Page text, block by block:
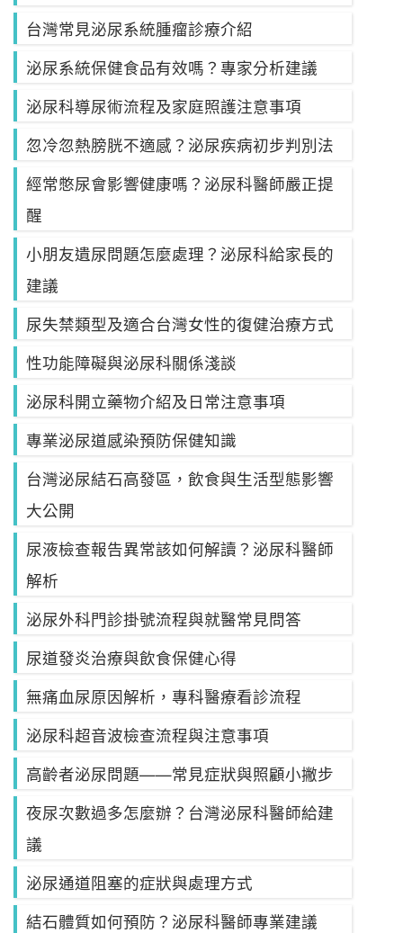
台灣常見泌尿系統腫瘤診療介紹
泌尿系統保健食品有效嗎？專家分析建議
泌尿科導尿術流程及家庭照護注意事項
忽冷忽熱膀胱不適感？泌尿疾病初步判別法
經常憋尿會影響健康嗎？泌尿科醫師嚴正提
醒
小朋友遺尿問題怎麼處理？泌尿科給家長的
建議
尿失禁類型及適合台灣女性的復健治療方式
性功能障礙與泌尿科關係淺談
泌尿科開立藥物介紹及日常注意事項
專業泌尿道感染預防保健知識
台灣泌尿結石高發區，飲食與生活型態影響
大公開
尿液檢查報告異常該如何解讀？泌尿科醫師
解析
泌尿外科門診掛號流程與就醫常見問答
尿道發炎治療與飲食保健心得
無痛血尿原因解析，專科醫療看診流程
泌尿科超音波檢查流程與注意事項
高齡者泌尿問題——常見症狀與照顧小撇步
夜尿次數過多怎麼辦？台灣泌尿科醫師給建
議
泌尿通道阻塞的症狀與處理方式
結石體質如何預防？泌尿科醫師專業建議